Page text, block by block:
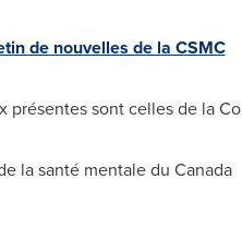
de nouvelles de la CSMC
présentes sont celles de la
la santé mentale du Canada